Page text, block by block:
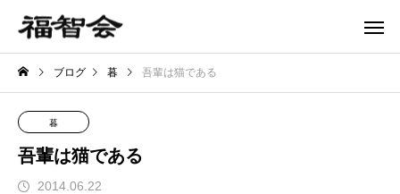
ブログ 暮 吾輩は猫である
暮
吾輩は猫である
2014.06.22